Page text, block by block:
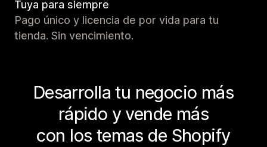
Tuya para siempre
Pago único y licencia de por vida para tu
tienda. Sin vencimiento.
Desarrolla tu negocio más
rápido y vende más
con los temas de Shopify